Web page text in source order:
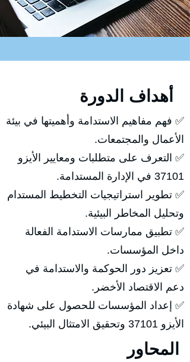
✅ فهم مفاهيم الاستدامة وأهميتها في بيئة
الأعمال والمجتمعات.
✅ التعرف على متطلبات ومعايير الأيزو
37101 في الإدارة المستدامة.
✅ تطوير استراتيجيات التخطيط المستدام
وتحليل المخاطر البيئية.
✅ تطبيق ممارسات الاستدامة الفعالة
داخل المؤسسات.
✅ تعزيز دور الحوكمة والاستدامة في
دعم الاقتصاد الأخضر.
✅ إعداد المؤسسات للحصول على شهادة
الأيزو 37101 وتحقيق الامتثال البيئي.